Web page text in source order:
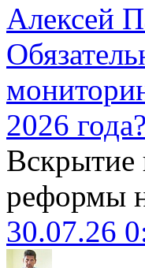
Алексей
2026 года?
Вскрытие
реформы
30.07.26